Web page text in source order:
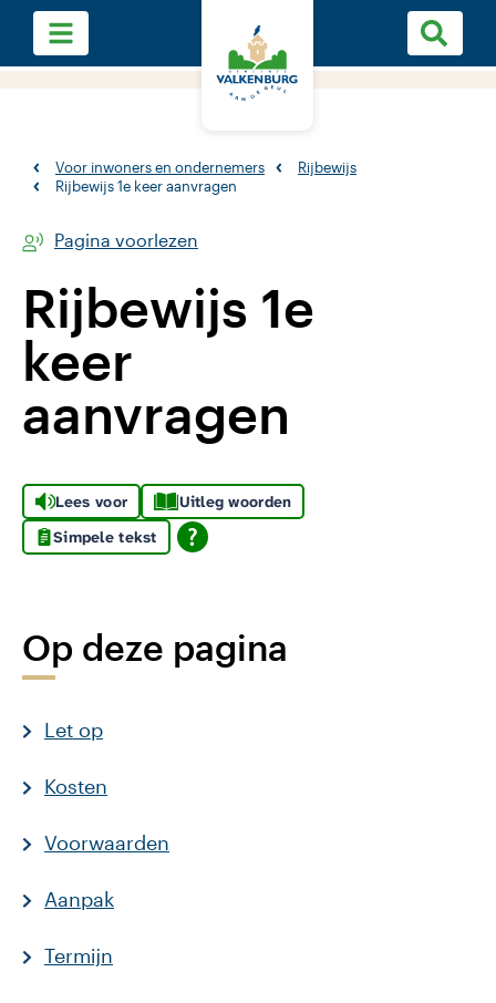
Voor inwoners en ondernemers
Rijbewijs
Rijbewijs 1e keer aanvragen
Pagina voorlezen
Rijbewijs 1e
keer
aanvragen
Lees voor
Uitleg woorden
Simpele tekst
Op deze pagina
Let op
Kosten
Voorwaarden
Aanpak
Termijn